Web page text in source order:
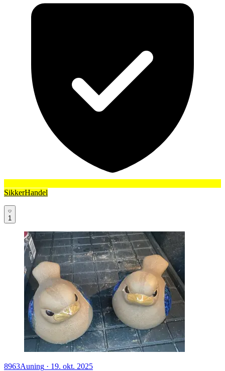
SikkerHandel
1
8963Auning · 19. okt. 2025